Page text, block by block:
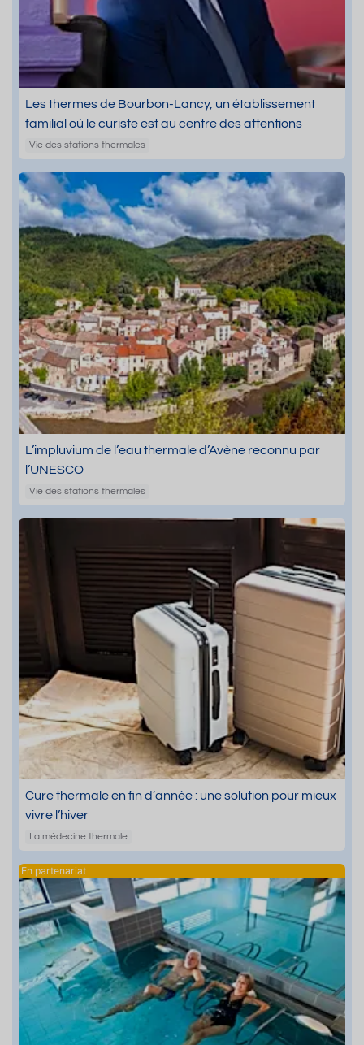
Les thermes de Bourbon-Lancy, un établissement
familial où le curiste est au centre des attentions
Vie des stations thermales
L’impluvium de l’eau thermale d’Avène reconnu par
l’UNESCO
Vie des stations thermales
Cure thermale en fin d’année : une solution pour mieux
vivre l’hiver
La médecine thermale